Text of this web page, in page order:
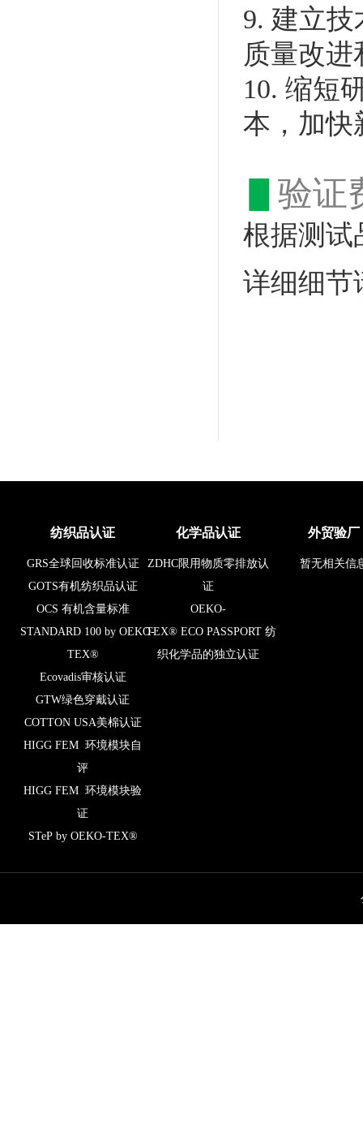
9. 建立
质量改
10. 缩短
本，加快
验证
根据测试
详细细节
纺织品认证
GRS全球回收标准认证
GOTS有机纺织品认证
OCS 有机含量标准
STANDARD 100 by OEKO-
TEX®
Ecovadis审核认证
GTW绿色穿戴认证
COTTON USA美棉认证
HIGG FEM 环境模块自
评
HIGG FEM 环境模块验
证
STeP by OEKO-TEX®
化学品认证
ZDHC限用物质零排放认
证
OEKO-
TEX® ECO PASSPORT 纺
织化学品的独立认证
外贸验厂
暂无相关信